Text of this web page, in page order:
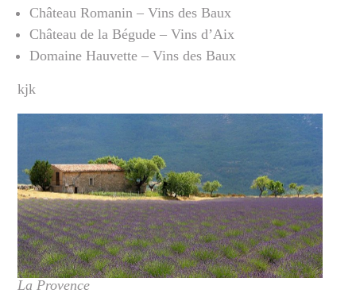
Château Romanin – Vins des Baux
Château de la Bégude – Vins d’Aix
Domaine Hauvette – Vins des Baux
kjk
La Provence